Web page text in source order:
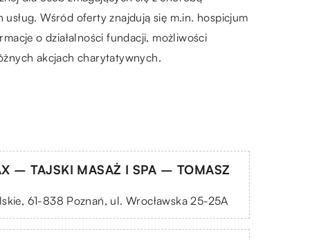
Wśród oferty znajdują się m.in. hospicjum
o działalności fundacji, możliwości
akcjach charytatywnych.
– TAJSKI MASAŻ I SPA – TOMASZ
61-838 Poznań, ul. Wrocławska 25-25A